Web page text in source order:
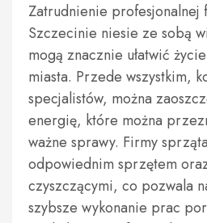
Zatrudnienie
Szczecinie niesie ze sobą
mogą znacznie ułatwić
miasta. Przede wszystkim,
specjalistów, można
energię, które można
ważne sprawy. Firmy
odpowiednim sprzętem
czyszczącymi, co pozwala
szybsze wykonanie prac